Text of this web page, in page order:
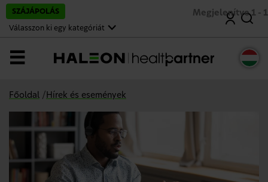
U
SZÁJÁPOLÁS
Válasszon ki egy kategóriát
Keresés
Menü
Főoldal / Hírek és események
Megjelenítve 1 - 1